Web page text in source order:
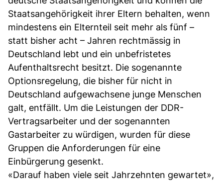
Staatsangehörigkeit ihrer Eltern behalten, wenn
mindestens ein Elternteil seit mehr als fünf –
statt bisher acht – Jahren rechtmässig in
Deutschland lebt und ein unbefristetes
Aufenthaltsrecht besitzt. Die sogenannte
Optionsregelung, die bisher für nicht in
Deutschland aufgewachsene junge Menschen
galt, entfällt. Um die Leistungen der DDR-
Vertragsarbeiter und der sogenannten
Gastarbeiter zu würdigen, wurden für diese
Gruppen die Anforderungen für eine
Einbürgerung gesenkt.
«Darauf haben viele seit Jahrzehnten gewartet»,